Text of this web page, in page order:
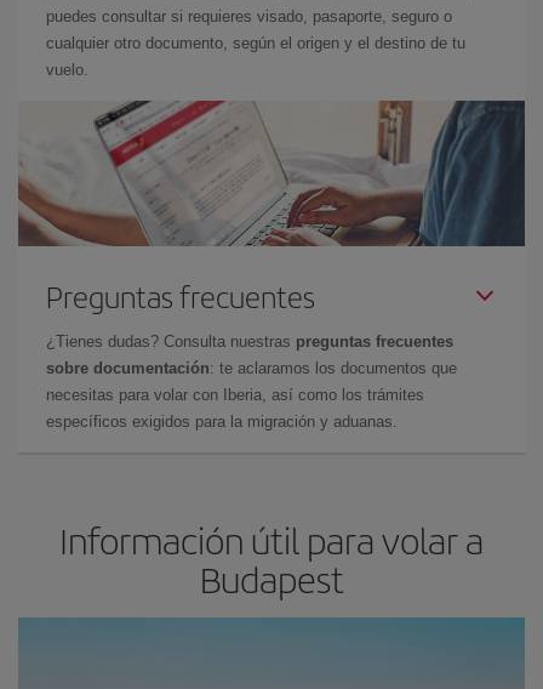
puedes consultar si requieres visado, pasaporte, seguro o
cualquier otro documento, según el origen y el destino de tu
vuelo.
Preguntas frecuentes
¿Tienes dudas? Consulta nuestras preguntas frecuentes
sobre documentación: te aclaramos los documentos que
necesitas para volar con Iberia, así como los trámites
específicos exigidos para la migración y aduanas.
Información útil para volar a
Budapest